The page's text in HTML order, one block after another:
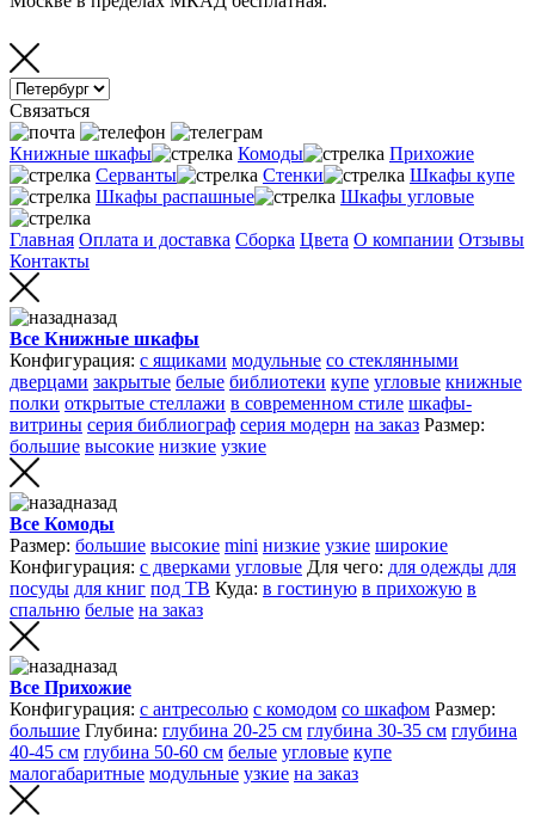
Связаться
Книжные шкафы Комоды
Прихожие
Серванты
Стенки
Шкафы купе
Шкафы распашные
Шкафы угловые
Главная Оплата и доставка Сборка Цвета О компании Отзывы
Контакты
назад
Все Книжные шкафы
Конфигурация: с ящиками модульные со стеклянными
дверцами закрытые белые библиотеки купе угловые книжные
полки открытые стеллажи в современном стиле шкафы-
витрины серия библиограф серия модерн на заказ Размер:
большие высокие низкие узкие
назад
Все Комоды
Размер: большие высокие mini низкие узкие широкие
Конфигурация: с дверками угловые Для чего: для одежды для
посуды для книг под ТВ Куда: в гостиную в прихожую в
спальню белые на заказ
назад
Все Прихожие
Конфигурация: с антресолью с комодом со шкафом Размер:
большие Глубина: глубина 20-25 см глубина 30-35 см глубина
40-45 см глубина 50-60 см белые угловые купе
малогабаритные модульные узкие на заказ